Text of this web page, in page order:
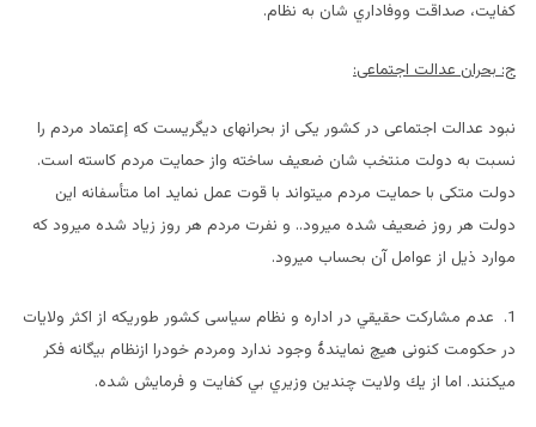
كفايت، صداقت ووفاداري شان به نظام.
ج: بحران عدالت اجتماعی:
نبود عدالت اجتماعی در کشور یکی از بحرانهای دیگریست که إعتماد مردم را
نسبت به دولت منتخب شان ضعیف ساخته واز حمایت مردم کاسته است.
دولت متکی با حمایت مردم میتواند با قوت عمل نماید اما متأسفانه این
دولت هر روز ضعیف شده میرود.. و نفرت مردم هر روز زياد شده ميرود که
موارد ذیل از عوامل آن بحساب میرود.
1. عدم مشارکت حقيقي در اداره و نظام سیاسی کشور طوریکه از اکثر ولایات
در حکومت کنونی هیچ نمایندۀ وجود ندارد ومردم خودرا ازنظام بیگانه فکر
میکنند. اما از يك ولايت چندين وزيري بي كفايت و فرمايش شده.